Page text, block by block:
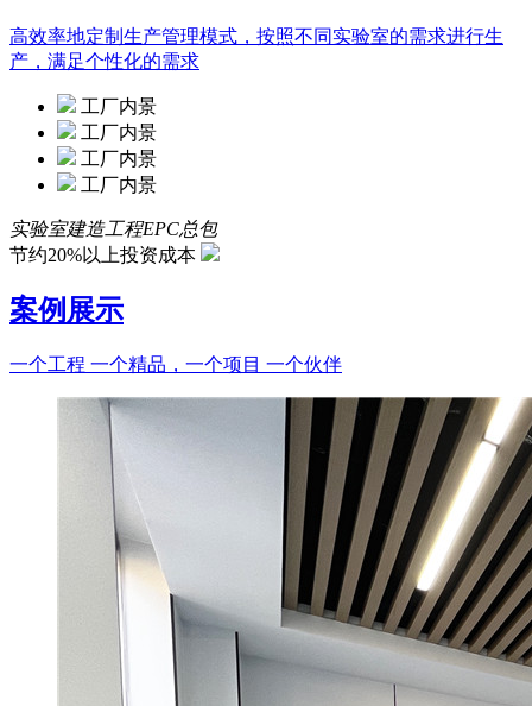
高效率地定制生产管理模式，按照不同实验室的需求进行生
产，满足个性化的需求
工厂内景
工厂内景
工厂内景
工厂内景
实验室建造工程EPC总包
节约20%以上投资成本
案例展示
一个工程 一个精品，一个项目 一个伙伴